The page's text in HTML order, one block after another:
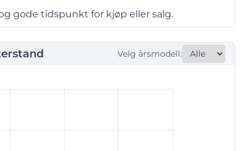
gode tidspunkt for kjøp eller salg.
Velg årsmodell: